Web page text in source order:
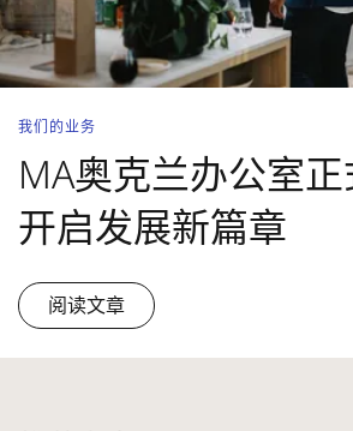
我们的业务
MA奥克兰办公室正
开启发展新篇章
阅读文章